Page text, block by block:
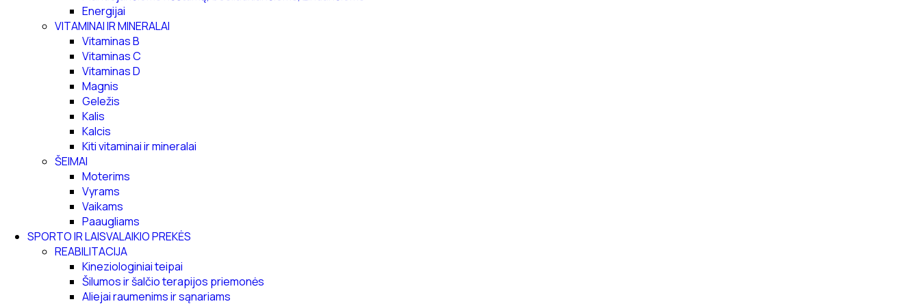
Energijai
VITAMINAI IR MINERALAI
Vitaminas B
Vitaminas C
Vitaminas D
Magnis
Geležis
Kalis
Kalcis
Kiti vitaminai ir mineralai
ŠEIMAI
Moterims
Vyrams
Vaikams
Paaugliams
SPORTO IR LAISVALAIKIO PREKĖS
REABILITACIJA
Kineziologiniai teipai
Šilumos ir šalčio terapijos priemonės
Aliejai raumenims ir sąnariams